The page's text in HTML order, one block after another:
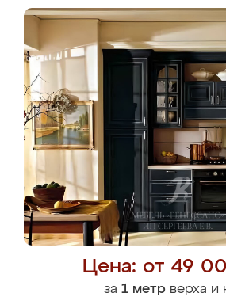
Цена: от 49
за 1 метрверха и